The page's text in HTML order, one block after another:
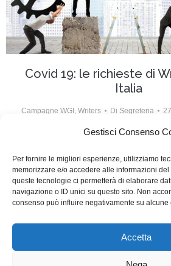
Gestisci Consenso
Per fornire le migliori esperienze, utilizziamo
memorizzare e/o accedere alle informazioni
queste tecnologie ci permetterà di elaborare
navigazione o ID unici su questo sito. Non
consenso può influire negativamente su
Accetta
Covid 19: le richieste di
Italia
Campagne WGI , Writers Di Segreteria
Lascia un commento
italiani, ha condotto un ampio
iscritti per verificare in quale misura
beneficiare degli aiuti previsti del